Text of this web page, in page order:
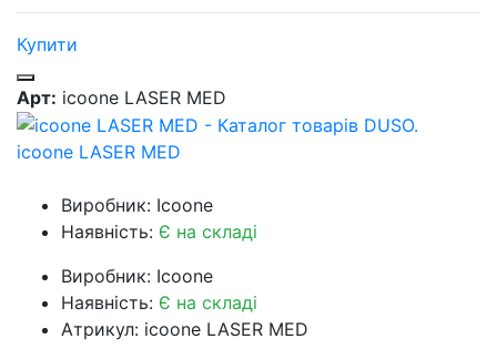
Купити
Арт: icoone LASER MED
icoone LASER MED
Виробник: Icoone
Наявність: Є на складі
Виробник: Icoone
Наявність: Є на складі
Атрикул: icoone LASER MED